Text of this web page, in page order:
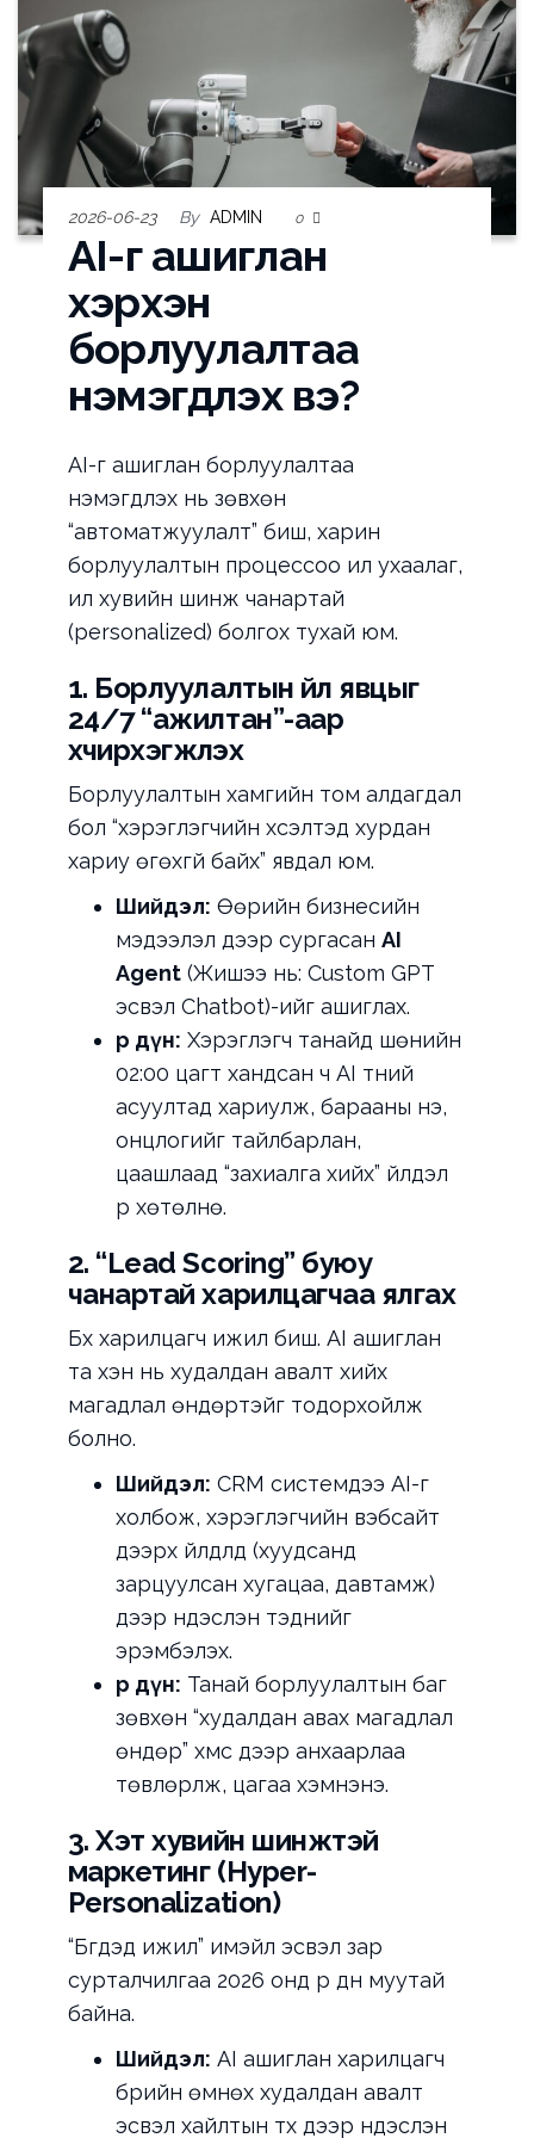
2026-06-23 By ADMIN 0
AI-г ашиглан
хэрхэн
борлуулалтаа
нэмэгдүүлэх вэ?
AI-г ашиглан борлуулалтаа
нэмэгдүүлэх нь зөвхөн
“автоматжуулалт” биш, харин
борлуулалтын процессоо илүү ухаалаг,
илүү хувийн шинж чанартай
(personalized) болгох тухай юм.
1. Борлуулалтын үйл явцыг
24/7 “ажилтан”-аар
хүчирхэгжүүлэх
Борлуулалтын хамгийн том алдагдал
бол “хэрэглэгчийн хүсэлтэд хурдан
хариу өгөхгүй байх” явдал юм.
Шийдэл: Өөрийн бизнесийн
мэдээлэл дээр сургасан AI
Agent(Жишээ нь: Custom GPT
эсвэл Chatbot)-ийг ашиглах.
Үр дүн: Хэрэглэгч танайд шөнийн
02:00 цагт хандсан ч AI түүний
асуултад хариулж, барааны үнэ,
онцлогийг тайлбарлан,
цаашлаад “захиалга хийх” үйлдэл
рүү хөтөлнө.
2. “Lead Scoring” буюу
чанартай харилцагчаа ялгах
Бүх харилцагч ижил биш. AI ашиглан
та хэн нь худалдан авалт хийх
магадлал өндөртэйг тодорхойлж
болно.
Шийдэл: CRM системдээ AI-г
холбож, хэрэглэгчийн вэбсайт
дээрх үйлдлүүд (хуудсанд
зарцуулсан хугацаа, давтамж)
дээр үндэслэн тэднийг
эрэмбэлэх.
Үр дүн: Танай борлуулалтын баг
зөвхөн “худалдан авах магадлал
өндөр” хүмүүс дээр анхаарлаа
төвлөрүүлж, цагаа хэмнэнэ.
3. Хэт хувийн шинжтэй
маркетинг (Hyper-
Personalization)
“Бүгдэд ижил” имэйл эсвэл зар
сурталчилгаа 2026 онд үр дүн муутай
байна.
Шийдэл: AI ашиглан харилцагч
бүрийн өмнөх худалдан авалт
эсвэл хайлтын түүх дээр үндэслэн